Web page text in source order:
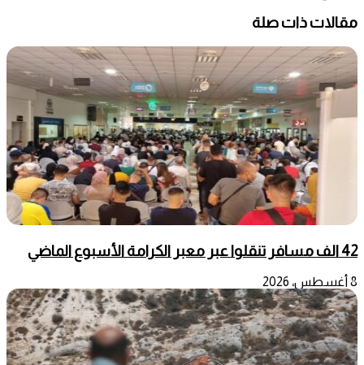
مقالات ذات صلة
42 الف مسافر تنقلوا عبر معبر الكرامة الأسبوع الماضي
8 أغسطس، 2026